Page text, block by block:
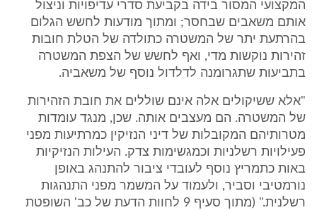
המקצועי המסור בידה בקביעת סדרי עדיפויות וניצול
אותם משאבים שבחסר; ומתוך מודעות לחשש הגלום
בהרתעת יתר של המשטרה כתולדה של הטלת חובות
זהירות נוקשות מדי, ואף לחשש של הצפת המשטרה
בתביעות שתגרומנה לדלדול נוסף של משאביה.
"אלא ששיקולים אלה אינם שוללים את חובת הזהירות
של המשטרה. הם מעצבים אותה. שכן, מנגד עומדות
מטרותיהם המקובלות של דיני הנזיקין כמרתיעות מפני
פעילויות רשלניות וכמגשימות צדק. העילות הנזיקיות
באות כתמריץ נוסף לעובדי ציבור להתנהג באופן
נורמטיבי וסביר, ולעמוד על המשמר מפני התנהגות
רשלנית." (מתוך סעיף 9 לחוות הדעת של כב' השופטת